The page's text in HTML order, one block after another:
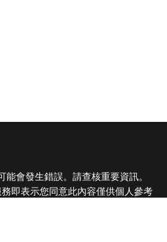
能會發生錯誤。請查核重要資訊。
即表示您同意此內容僅供個人參考